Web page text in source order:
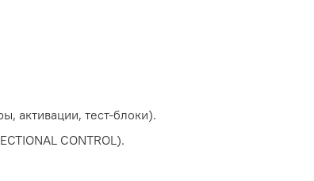
активации, тест-блоки).
CONTROL).